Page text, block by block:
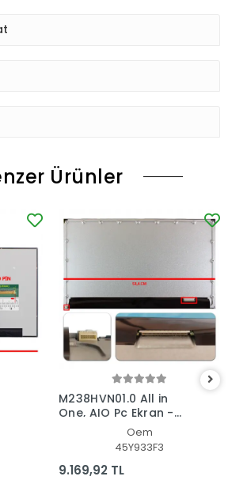
Ürünler
M238HVN01.0 All in
One, AIO Pc Ekran -
Oem
45Y933F3
9.169,92 TL